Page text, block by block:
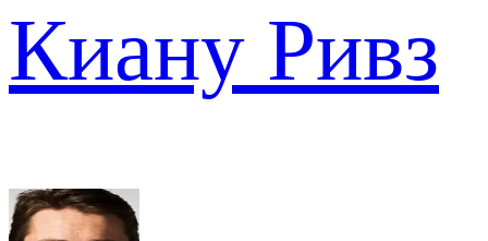
Киану Ривз